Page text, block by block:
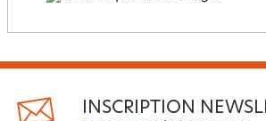
INSCRIPTION